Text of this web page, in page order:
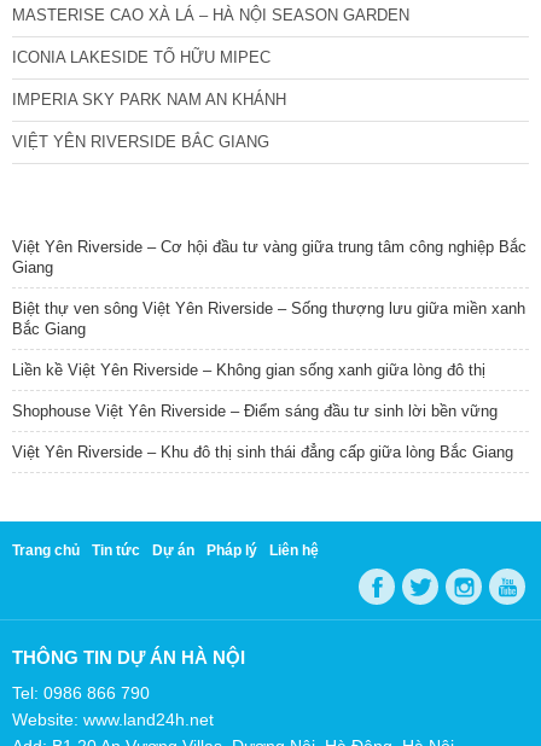
MASTERISE CAO XÀ LÁ – HÀ NỘI SEASON GARDEN
ICONIA LAKESIDE TỐ HỮU MIPEC
IMPERIA SKY PARK NAM AN KHÁNH
VIỆT YÊN RIVERSIDE BẮC GIANG
Việt Yên Riverside – Cơ hội đầu tư vàng giữa trung tâm công nghiệp Bắc
Giang
Biệt thự ven sông Việt Yên Riverside – Sống thượng lưu giữa miền xanh
Bắc Giang
Liền kề Việt Yên Riverside – Không gian sống xanh giữa lòng đô thị
Shophouse Việt Yên Riverside – Điểm sáng đầu tư sinh lời bền vững
Việt Yên Riverside – Khu đô thị sinh thái đẳng cấp giữa lòng Bắc Giang
Trang chủ Tin tức Dự án Pháp lý Liên hệ
THÔNG TIN DỰ ÁN HÀ NỘI
Tel: 0986 866 790
Website: www.land24h.net